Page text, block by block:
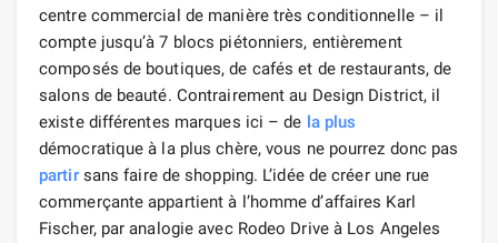
centre commercial de manière très conditionnelle – il
compte jusqu’à 7 blocs piétonniers, entièrement
composés de boutiques, de cafés et de restaurants, de
salons de beauté. Contrairement au Design District, il
existe différentes marques ici – de la plus
démocratique à la plus chère, vous ne pourrez donc pas
partirsans faire de shopping. L’idée de créer une rue
commerçante appartient à l’homme d’affaires Karl
Fischer, par analogie avec Rodeo Drive à Los Angeles